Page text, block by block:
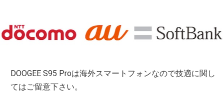
DOOGEE S95 Proは海外スマートフォンなので技適に関し
てはご留意下さい。